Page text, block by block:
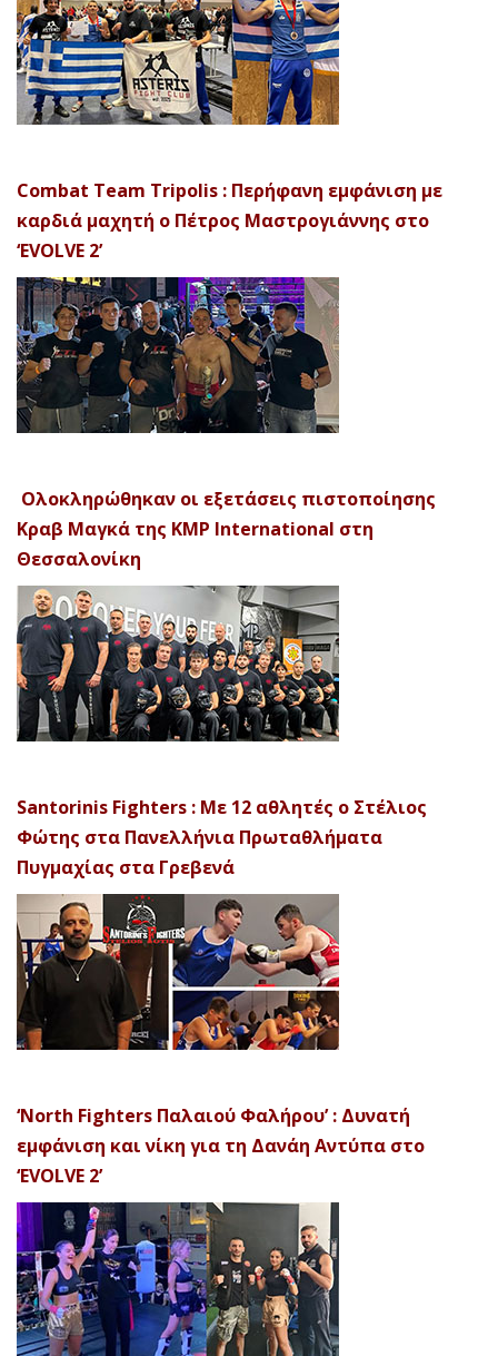
Combat Team Tripolis : Περήφανη εμφάνιση με
καρδιά μαχητή ο Πέτρος Μαστρογιάννης στο
‘EVOLVE 2’
Ολοκληρώθηκαν οι εξετάσεις πιστοποίησης
Κραβ Μαγκά της KMP International στη
Θεσσαλονίκη
Santorinis Fighters : Με 12 αθλητές ο Στέλιος
Φώτης στα Πανελλήνια Πρωταθλήματα
Πυγμαχίας στα Γρεβενά
‘North Fighters Παλαιού Φαλήρου’ : Δυνατή
εμφάνιση και νίκη για τη Δανάη Αντύπα στο
‘EVOLVE 2’